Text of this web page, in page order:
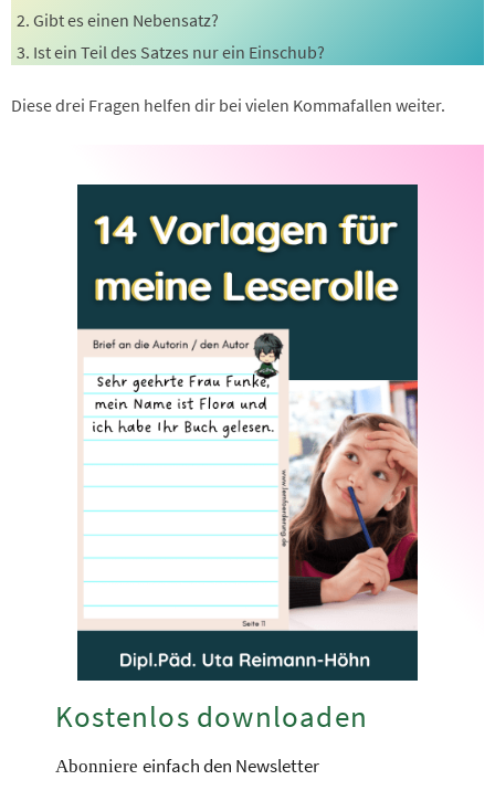
Gibt es einen Nebensatz?
Ist ein Teil des Satzes nur ein Einschub?
Diese drei Fragen helfen dir bei vielen Kommafallen weiter.
Kostenlos downloaden
Abonniere einfach den Newsletter